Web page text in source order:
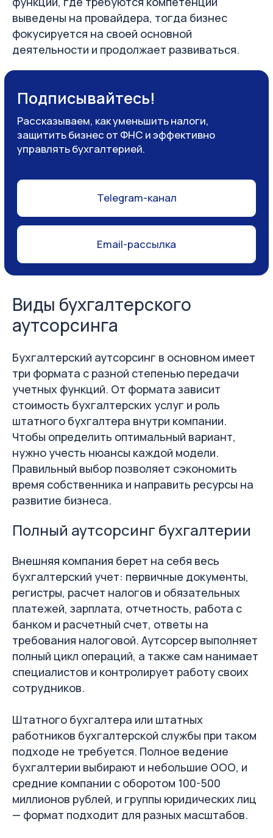
выведены на провайдера, тогда бизнес
фокусируется на своей основной
деятельности и продолжает развиваться.
Виды бухгалтерского
аутсорсинга
Бухгалтерский аутсорсинг в основном имеет
три формата с разной степенью передачи
учетных функций. От формата зависит
стоимость бухгалтерских услуг и роль
штатного бухгалтера внутри компании.
Чтобы определить оптимальный вариант,
нужно учесть нюансы каждой модели.
Правильный выбор позволяет сэкономить
время собственника и направить ресурсы на
развитие бизнеса.
Полный аутсорсинг бухгалтерии
Внешняя компания берет на себя весь
бухгалтерский учет: первичные документы,
регистры, расчет налогов и обязательных
платежей, зарплата, отчетность, работа с
банком и расчетный счет, ответы на
требования налоговой. Аутсорсер выполняет
полный цикл операций, а также сам нанимает
специалистов и контролирует работу своих
сотрудников.
Штатного бухгалтера или штатных
работников бухгалтерской службы при таком
подходе не требуется. Полное ведение
бухгалтерии выбирают и небольшие ООО, и
средние компании с оборотом 100-500
миллионов рублей, и группы юридических лиц
— формат подходит для разных масштабов.